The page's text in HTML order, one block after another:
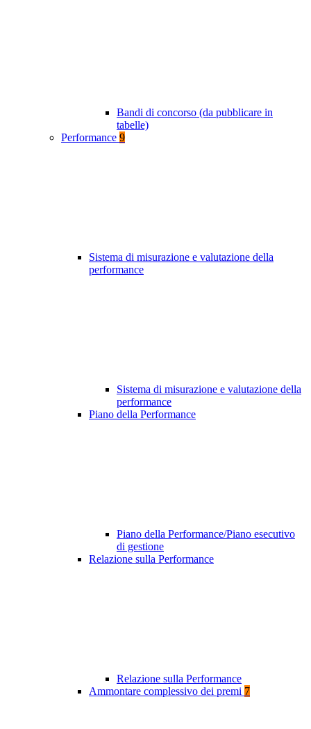
Bandi di concorso (da pubblicare in
tabelle)
Performance 9
Sistema di misurazione e valutazione della
performance
Sistema di misurazione e valutazione della
performance
Piano della Performance
Piano della Performance/Piano esecutivo
di gestione
Relazione sulla Performance
Relazione sulla Performance
Ammontare complessivo dei premi 7